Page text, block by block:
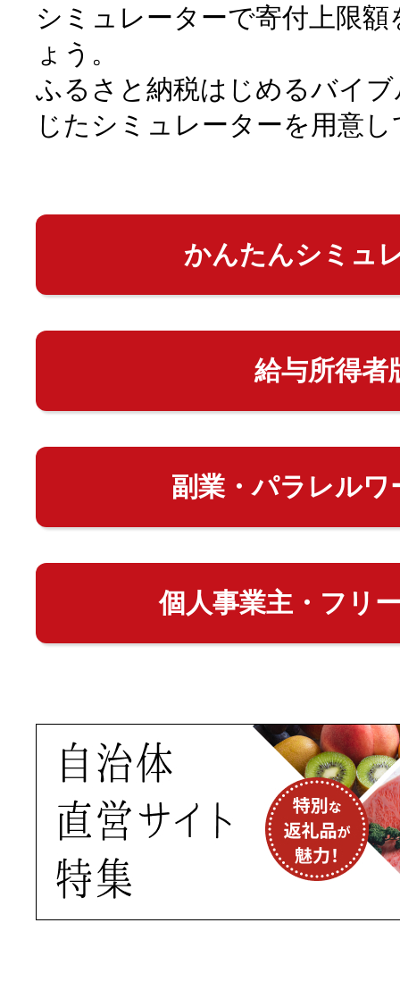
シミュレーターで寄付上限
ょう。
ふるさと納税はじめるバイ
じたシミュレーターを用意
かんたんシミュ
給与所得者
副業・パラレルワ
個人事業主・フリ